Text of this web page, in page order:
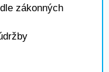
zákonných